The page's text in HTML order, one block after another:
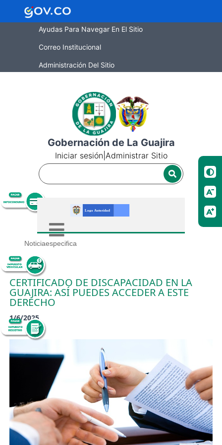
Ayudas Para Navegar En El Sitio
Correo Institucional
Administración Del Sitio
Gobernación de La Guajira
Iniciar sesión Administrar Sitio
Noticiaespecifica
CERTIFICADO DE DISCAPACIDAD EN LA
GUAJIRA: ASÍ PUEDES ACCEDER A ESTE
DERECHO
1/6/2025